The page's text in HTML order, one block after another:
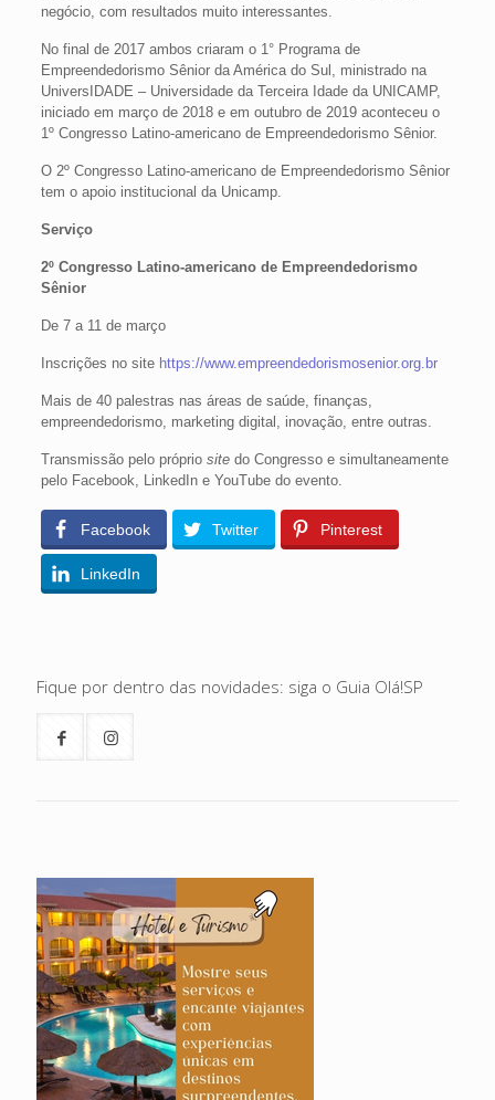
negócio, com resultados muito interessantes.
No final de 2017 ambos criaram o 1° Programa de
Empreendedorismo Sênior da América do Sul, ministrado na
UniversIDADE – Universidade da Terceira Idade da UNICAMP,
iniciado em março de 2018 e em outubro de 2019 aconteceu o
1º Congresso Latino-americano de Empreendedorismo Sênior.
O 2º Congresso Latino-americano de Empreendedorismo Sênior
tem o apoio institucional da Unicamp.
Serviço
2º Congresso Latino-americano de Empreendedorismo
Sênior
De 7 a 11 de março
Inscrições no site https://www.empreendedorismosenior.org.br
Mais de 40 palestras nas áreas de saúde, finanças,
empreendedorismo, marketing digital, inovação, entre outras.
Transmissão pelo próprio sitedo Congresso e simultaneamente
pelo Facebook, LinkedIn e YouTube do evento.
Facebook Twitter Pinterest
LinkedIn
Fique por dentro das novidades: siga o Guia Olá!SP